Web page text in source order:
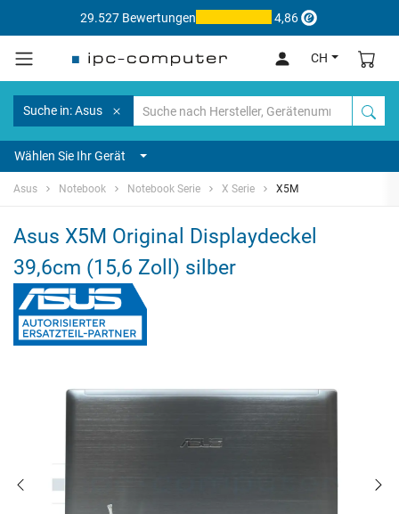
29.527 Bewertungen 4,86
CH
Suche in: Asus
Wählen Sie Ihr Gerät
Asus Notebook Notebook Serie X Serie X5M
Asus X5M Original Displaydeckel
39,6cm (15,6 Zoll) silber